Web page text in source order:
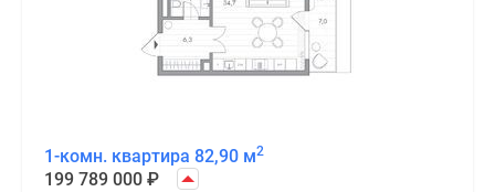
1-комн. квартира 82,90 м2
199 789 000 ₽